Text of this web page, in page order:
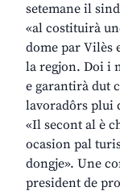
setemane il
«al costituirà
dome par Vilès
la regjon. Doi i
e garantirà dut
lavoradôrs plui
«Il secont al è
ocasion pal
dongje». Une
president de